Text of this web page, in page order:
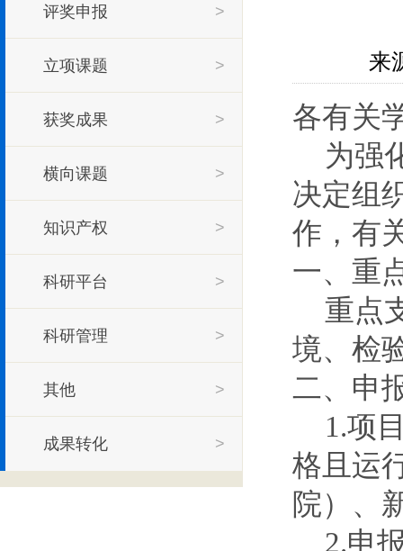
评奖申报 >
立项课题 >
获奖成果 >
横向课题 >
知识产权 >
科研平台 >
科研管理 >
其他 >
成果转化 >
来
各有关
为强
决定组
作，有
一、重
重点
境、检
二、申
1.项
格且运
院）、
2.申